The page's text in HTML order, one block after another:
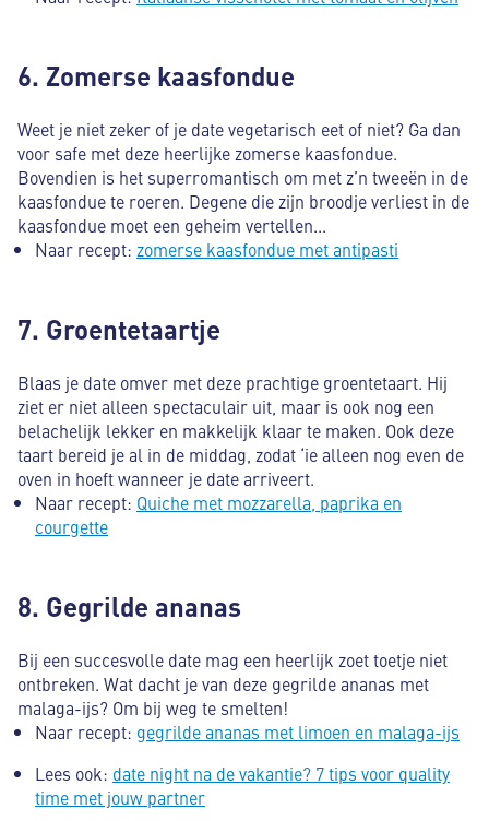
6. Zomerse kaasfondue
Weet je niet zeker of je date vegetarisch eet of niet? Ga dan
voor safe met deze heerlijke zomerse kaasfondue.
Bovendien is het superromantisch om met z’n tweeën in de
kaasfondue te roeren. Degene die zijn broodje verliest in de
kaasfondue moet een geheim vertellen...
Naar recept: zomerse kaasfondue met antipasti
7. Groentetaartje
Blaas je date omver met deze prachtige groentetaart. Hij
ziet er niet alleen spectaculair uit, maar is ook nog een
belachelijk lekker en makkelijk klaar te maken. Ook deze
taart bereid je al in de middag, zodat ‘ie alleen nog even de
oven in hoeft wanneer je date arriveert.
Naar recept: Quiche met mozzarella, paprika en
courgette
8. Gegrilde ananas
Bij een succesvolle date mag een heerlijk zoet toetje niet
ontbreken. Wat dacht je van deze gegrilde ananas met
malaga-ijs? Om bij weg te smelten!
Naar recept: gegrilde ananas met limoen en malaga-ijs
Lees ook: date night na de vakantie? 7 tips voor quality
time met jouw partner